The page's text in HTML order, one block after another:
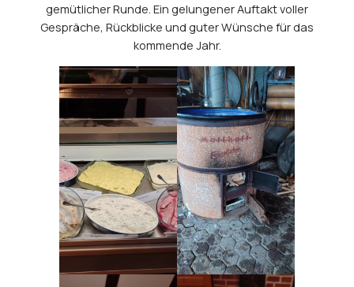
gemütlicher Runde. Ein gelungener Auftakt voller
Gespräche, Rückblicke und guter Wünsche für das
kommende Jahr.